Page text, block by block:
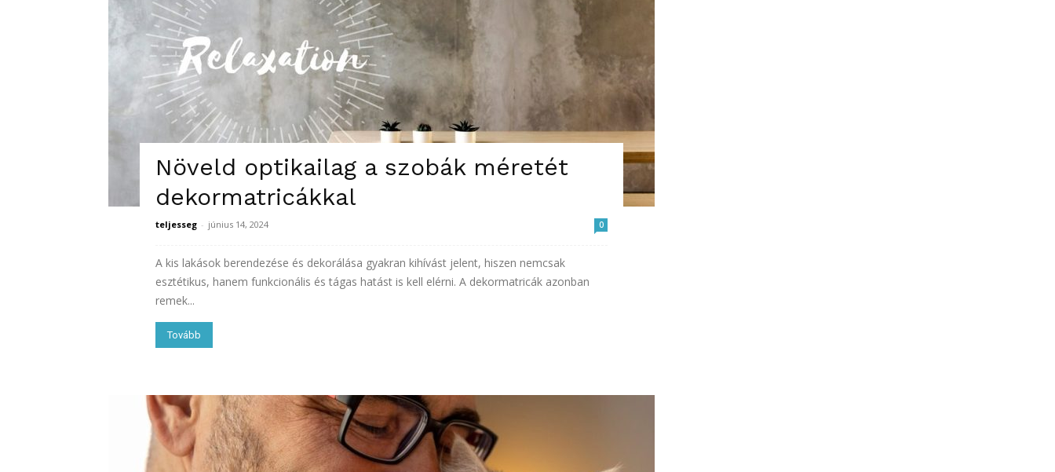
Növeld optikailag a szobák méretét
dekormatricákkal
teljesseg - június 14, 2024 0
A kis lakások berendezése és dekorálása gyakran kihívást jelent, hiszen nemcsak
esztétikus, hanem funkcionális és tágas hatást is kell elérni. A dekormatricák azonban
remek...
Tovább